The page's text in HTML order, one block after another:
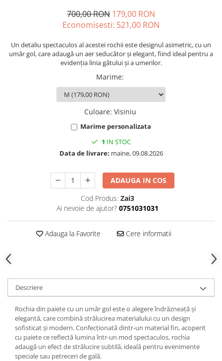
700,00 RON 179,00 RON
Economisesti: 521,00 RON
Un detaliu spectaculos al acestei rochii este designul asimetric, cu un
umăr gol, care adaugă un aer seducător și elegant, fiind ideal pentru a
evidenția linia gâtului și a umerilor.
Marime:
Culoare: Visiniu
Marime personalizata
1 IN STOC
Data de livrare: maine, 09.08.2026
ADAUGA IN COS
Cod Produs: Zai3
Ai nevoie de ajutor? 0751031031
Adauga la Favorite Cere informatii
Descriere
Rochia din paiete cu un umăr gol este o alegere îndrăzneață și
elegantă, care combină strălucirea materialului cu un design
sofisticat și modern. Confecționată dintr-un material fin, acoperit
cu paiete ce reflectă lumina într-un mod spectaculos, rochia
adaugă un efect de strălucire subtilă, ideală pentru evenimente
speciale sau petreceri de gală.